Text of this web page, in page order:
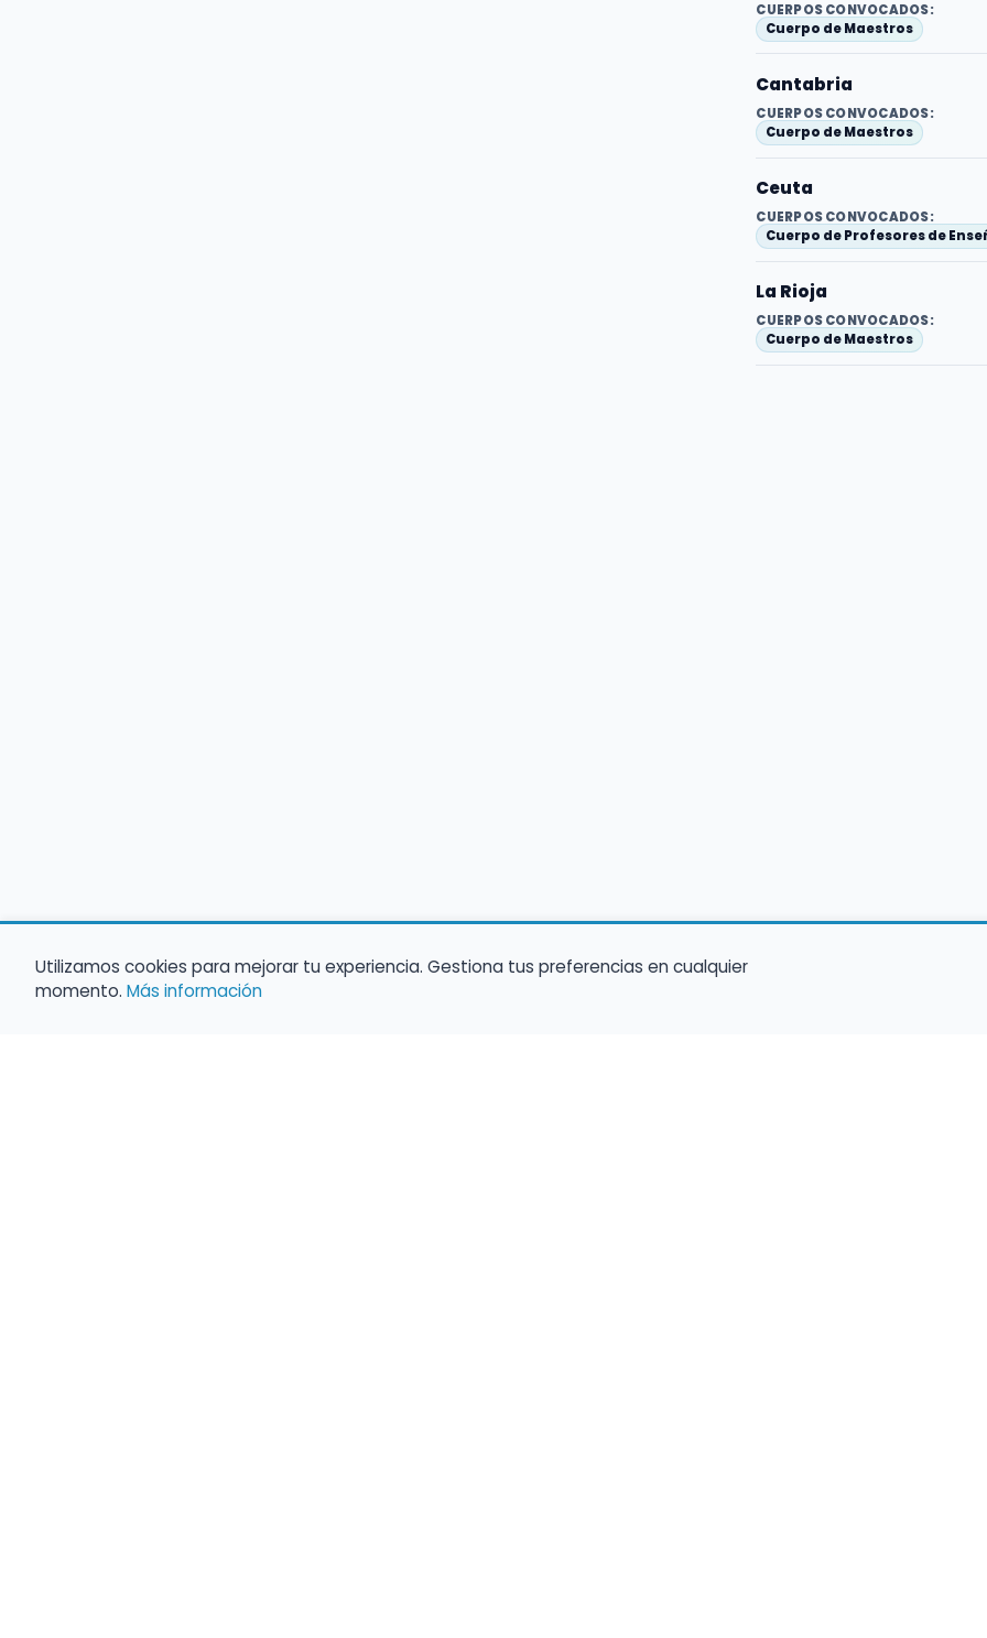
CUERPOS CONVOCADOS:
Cuerpo de Maestros
Cantabria
CUERPOS CONVOCADOS:
Cuerpo de Maestros
Ceuta
CUERPOS CONVOCADOS:
Cuerpo de Profesores de
La Rioja
CUERPOS CONVOCADOS:
Cuerpo de Maestros
Utilizamos cookies para mejorar tu experiencia. Gestiona tus preferencias en cualquier
momento. Más información